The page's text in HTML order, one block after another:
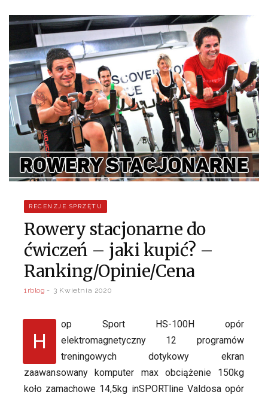
RECENZJE SPRZĘTU
Rowery stacjonarne do
ćwiczeń – jaki kupić? –
Ranking/Opinie/Cena
1rblog 3 Kwietnia 2020
H
op Sport HS-100H opór
elektromagnetyczny 12 programów
treningowych dotykowy ekran
zaawansowany komputer max obciążenie 150kg
koło zamachowe 14,5kg inSPORTline Valdosa opór